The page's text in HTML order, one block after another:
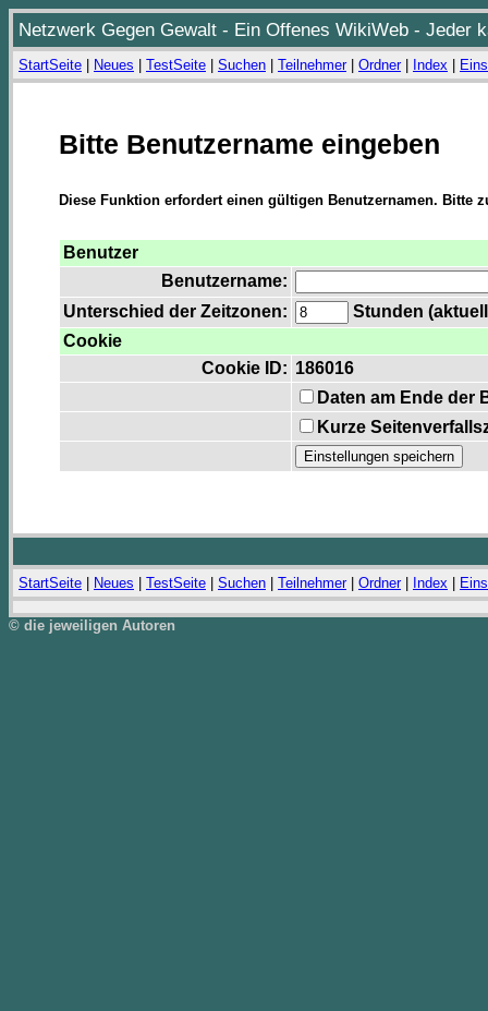
Netzwerk Gegen Gewalt - Ein Offenes WikiWeb - Jeder
StartSeite Neues TestSeite Suchen Teilnehmer| Ordner| Index
Bitte Benutzername eingeben
Diese Funktion erfordert einen gültigen Benutzernamen. Bitte
Benutzer
Benutzername:
Unterschied der Zeitzonen:
Stunden
Cookie
Cookie ID: 186016
Daten am Ende der
Kurze
StartSeite Neues TestSeite Suchen Teilnehmer| Ordner| Index
© die jeweiligen Autoren